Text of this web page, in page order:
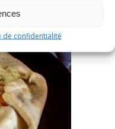
de confidentialité